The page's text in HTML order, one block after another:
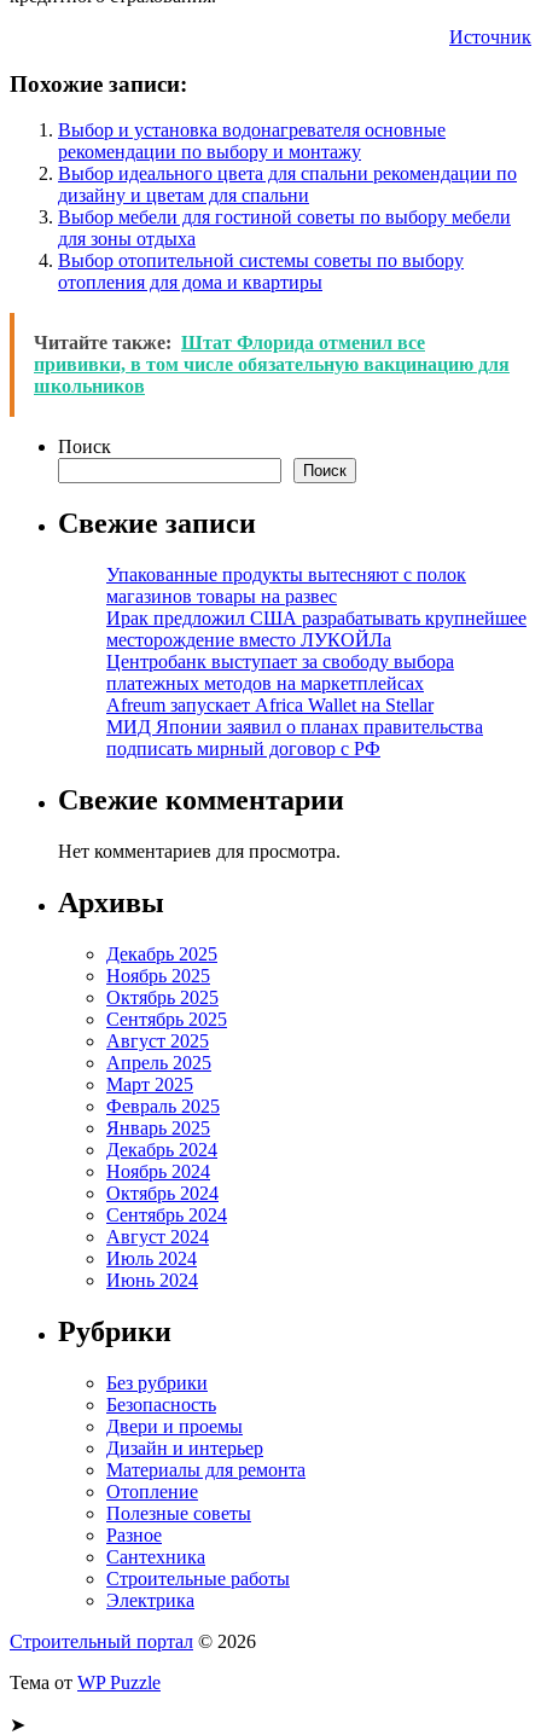
Источник
Похожие записи:
Выбор и установка водонагревателя основные
рекомендации по выбору и монтажу
Выбор идеального цвета для спальни рекомендации по
дизайну и цветам для спальни
Выбор мебели для гостиной советы по выбору мебели
для зоны отдыха
Выбор отопительной системы советы по выбору
отопления для дома и квартиры
Читайте также: Штат Флорида отменил все
прививки, в том числе обязательную вакцинацию для
школьников
Поиск
Поиск
Свежие записи
Упакованные продукты вытесняют с полок
магазинов товары на развес
Ирак предложил США разрабатывать крупнейшее
месторождение вместо ЛУКОЙЛа
Центробанк выступает за свободу выбора
платежных методов на маркетплейсах
Afreum запускает Africa Wallet на Stellar
МИД Японии заявил о планах правительства
подписать мирный договор с РФ
Свежие комментарии
Нет комментариев для просмотра.
Архивы
Декабрь 2025
Ноябрь 2025
Октябрь 2025
Сентябрь 2025
Август 2025
Апрель 2025
Март 2025
Февраль 2025
Январь 2025
Декабрь 2024
Ноябрь 2024
Октябрь 2024
Сентябрь 2024
Август 2024
Июль 2024
Июнь 2024
Рубрики
Без рубрики
Безопасность
Двери и проемы
Дизайн и интерьер
Материалы для ремонта
Отопление
Полезные советы
Разное
Сантехника
Строительные работы
Электрика
Строительный портал © 2026
Тема от WP Puzzle
➤